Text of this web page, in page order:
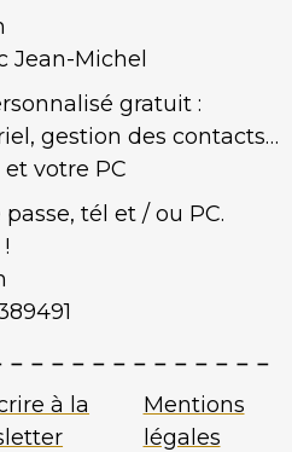
Jean-Michel
gratuit :
gestion des contacts…
votre PC
tél et / ou PC.
à la
Mentions
légales